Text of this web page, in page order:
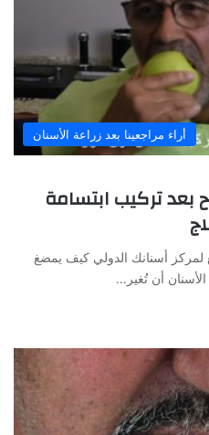
أراء مراجعينا بعد زراعة الأسنان
بعد تركيب ابتسامة
لمركز أسنانك الدولي كيف يمضغ
أن تُغير…